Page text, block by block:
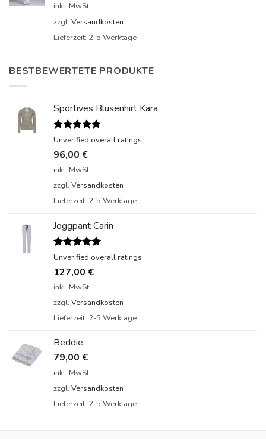
inkl. MwSt.
zzgl. Versandkosten
Lieferzeit: 2-5 Werktage
BESTBEWERTETE PRODUKTE
Sportives Blusenhirt Kara
Bewertet
von 5
Unverified overall ratings
96,00 €
inkl. MwSt.
zzgl. Versandkosten
Lieferzeit: 2-5 Werktage
Joggpant Carin
Bewertet
von 5
Unverified overall ratings
127,00 €
inkl. MwSt.
zzgl. Versandkosten
Lieferzeit: 2-5 Werktage
Beddie
79,00 €
inkl. MwSt.
zzgl. Versandkosten
Lieferzeit: 2-5 Werktage